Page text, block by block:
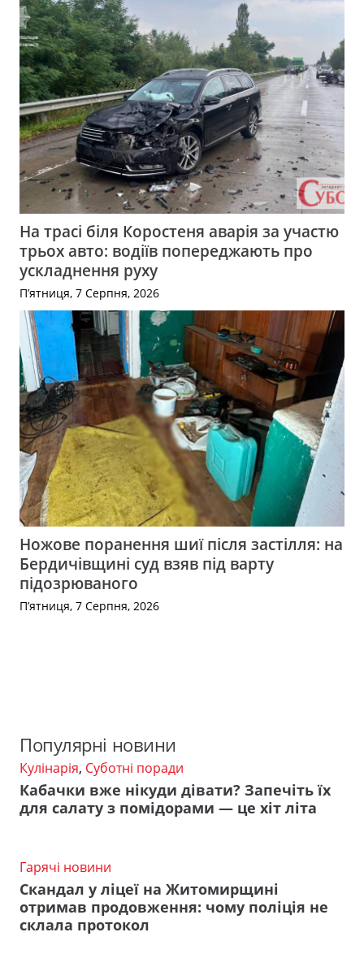
На трасі біля Коростеня аварія за участю
трьох авто: водіїв попереджають про
ускладнення руху
П’ятниця, 7 Серпня, 2026
Ножове поранення шиї після застілля: на
Бердичівщині суд взяв під варту
підозрюваного
П’ятниця, 7 Серпня, 2026
Популярні новини
Кулінарія, Суботні поради
Кабачки вже нікуди дівати? Запечіть їх
для салату з помідорами — це хіт літа
Гарячі новини
Скандал у ліцеї на Житомирщині
отримав продовження: чому поліція не
склала протокол